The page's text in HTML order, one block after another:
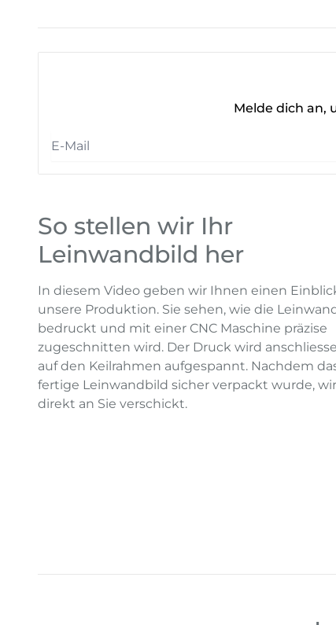
Melde dich an,
So stellen wir Ihr
Leinwandbild her
In diesem Video geben wir Ihnen einen
unsere Produktion. Sie sehen, wie die
bedruckt und mit einer CNC Maschine präzise
zugeschnitten wird. Der Druck wird
auf den Keilrahmen aufgespannt. Nachdem
fertige Leinwandbild sicher verpackt wurde,
direkt an Sie verschickt.